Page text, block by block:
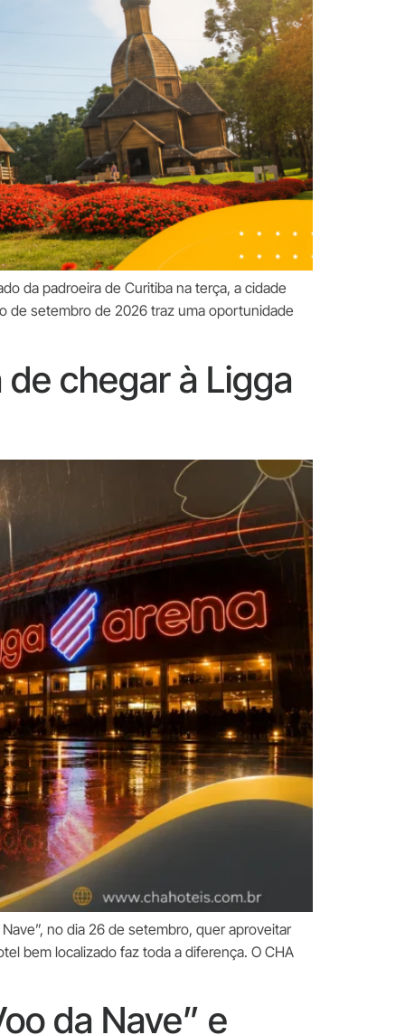
da padroeira de Curitiba na terça, a cidade
de setembro de 2026 traz uma oportunidade
chegar à Ligga
no dia 26 de setembro, quer aproveitar
bem localizado faz toda a diferença. O CHA
da Nave” e